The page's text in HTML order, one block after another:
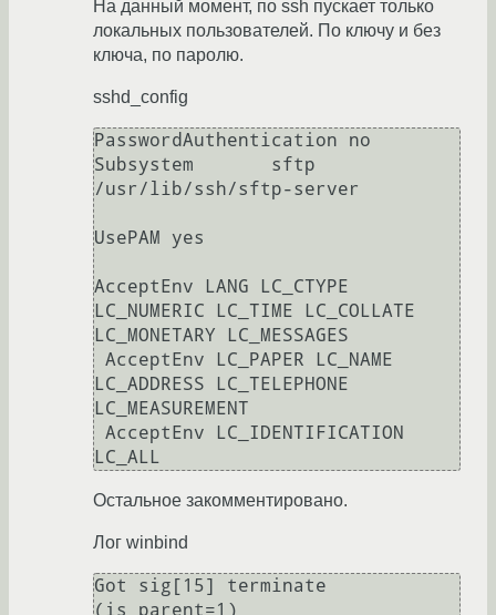
На данный момент, по ssh пускает только
локальных пользователей. По ключу и без
ключа, по паролю.
sshd_config
PasswordAuthentication no
Subsystem	sftp
/usr/lib/ssh/sftp-server
UsePAM yes
AcceptEnv LANG LC_CTYPE
LC_NUMERIC LC_TIME LC_COLLATE
LC_MONETARY LC_MESSAGES
LC_ADDRESS LC_TELEPHONE
LC_MEASUREMENT
Остальное закомментировано.
Лог winbind
Got sig[15] terminate
(is_parent=1)